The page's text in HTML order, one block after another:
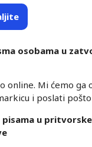
osobama u
online. Mi ćemo ga
i poslati
u